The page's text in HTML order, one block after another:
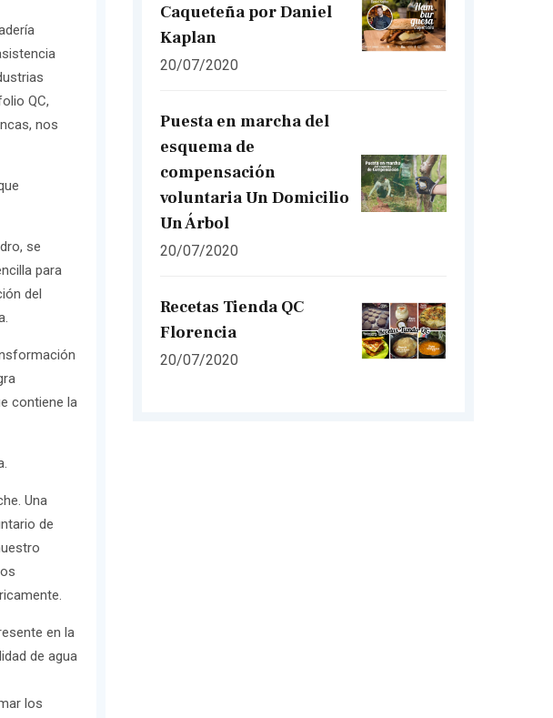
QC,
nos
se
para
del
contiene la
Una
de
en la
de agua
los
Caqueteña por Daniel
Kaplan
20/07/2020
Puesta en marcha del
esquema de
compensación
voluntaria Un Domicilio
Un Árbol
20/07/2020
Recetas Tienda QC
Florencia
20/07/2020